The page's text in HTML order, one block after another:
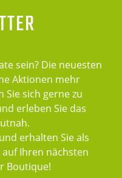
sein? Die neuesten
Aktionen mehr
Sie sich gerne zu
erleben Sie das
erhalten Sie als
Ihren nächsten
Boutique!